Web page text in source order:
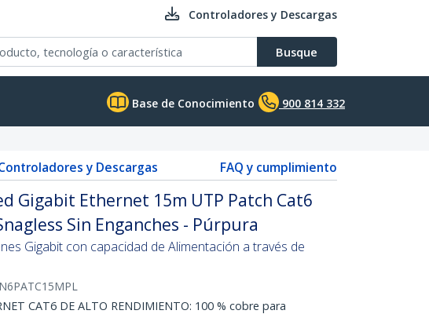
Controladores y Descargas
Busque
Base de Conocimiento 900 814 332
y Descargas FAQ y cumplimiento
Gigabit Ethernet 15m UTP Patch Cat6
Sin Enganches - Púrpura
Gigabit con capacidad de Alimentación a través de
N6PATC15MPL
CAT6 DE ALTO RENDIMIENTO: 100 % cobre para